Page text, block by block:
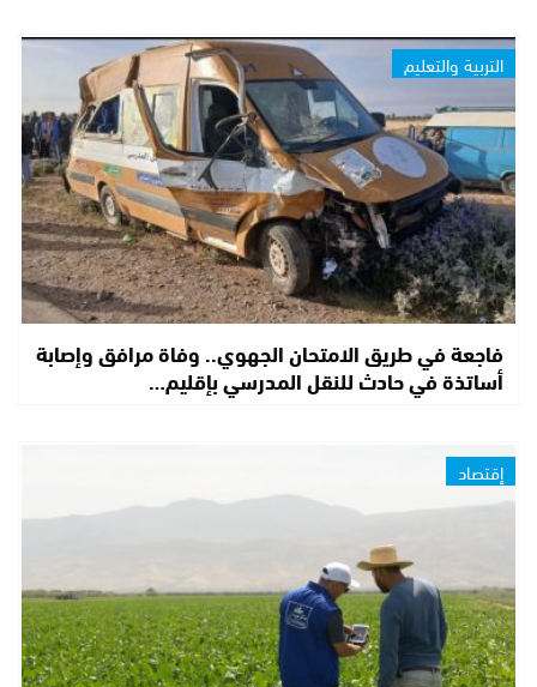
التربية والتعليم
فاجعة في طريق الامتحان الجهوي.. وفاة مرافق وإصابة
أساتذة في حادث للنقل المدرسي بإقليم…
إقتصاد